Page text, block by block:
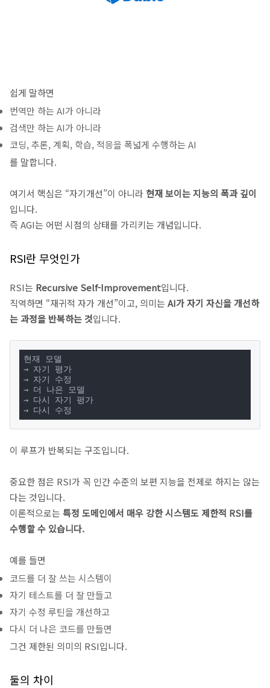
쉽게 말하면
번역만 하는 AI가 아니라
검색만 하는 AI가 아니라
코딩, 추론, 계획, 학습, 적응을 폭넓게 수행하는 AI
를 말합니다.
여기서 핵심은 “자기개선”이 아니라현재 보이는 지능의 폭과 깊이
입니다.
즉 AGI는 어떤 시점의 상태를 가리키는 개념입니다.
RSI란 무엇인가
RSI는 Recursive Self-Improvement입니다.
직역하면 “재귀적 자가 개선”이고, 의미는 AI가 자기 자신을 개선하
는 과정을 반복하는 것입니다.
현재 모델
→ 자기 평가
→ 자기 수정
→ 더 나은 모델
→ 다시 자기 평가
→ 다시 수정
이 루프가 반복되는 구조입니다.
중요한 점은 RSI가 꼭 인간 수준의 보편 지능을 전제로 하지는 않는
다는 것입니다.
이론적으로는 특정 도메인에서 매우 강한 시스템도 제한적 RSI를
수행할 수 있습니다.
예를 들면
코드를 더 잘 쓰는 시스템이
자기 테스트를 더 잘 만들고
자기 수정 루틴을 개선하고
다시 더 나은 코드를 만들면
그건 제한된 의미의 RSI입니다.
둘의 차이